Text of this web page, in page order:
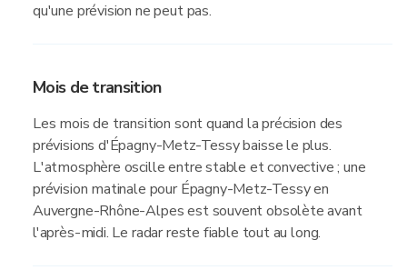
qu'une prévision ne peut pas.
Mois de transition
Les mois de transition sont quand la précision des
prévisions d'Épagny-Metz-Tessy baisse le plus.
L'atmosphère oscille entre stable et convective ; une
prévision matinale pour Épagny-Metz-Tessy en
Auvergne-Rhône-Alpes est souvent obsolète avant
l'après-midi. Le radar reste fiable tout au long.